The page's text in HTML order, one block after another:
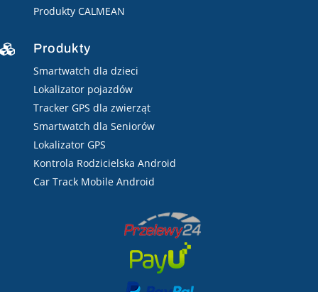
Produkty CALMEAN
 Produkty
Smartwatch dla dzieci
Lokalizator pojazdów
Tracker GPS dla zwierząt
Smartwatch dla Seniorów
Lokalizator GPS
Kontrola Rodzicielska Android
Car Track Mobile Android